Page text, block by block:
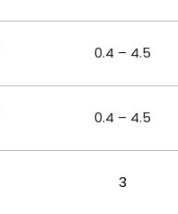
0.4 – 4.5
0.4 – 4.5
3